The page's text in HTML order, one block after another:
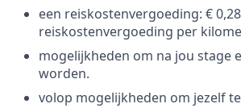
een reiskostenvergoeding: € 0,28
reiskostenvergoeding per
mogelijkheden om na jou stage
worden.
volop mogelijkheden om jezelf